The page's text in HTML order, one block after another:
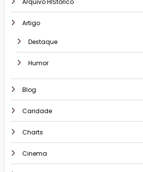
Artigo
Destaque
Humor
Blog
Caridade
Charts
Cinema